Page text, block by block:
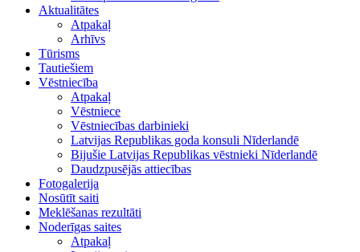
Aktualitātes
Atpakaļ
Arhīvs
Tūrisms
Tautiešiem
Vēstniecība
Atpakaļ
Vēstniece
Vēstniecības darbinieki
Latvijas Republikas goda konsuli Nīderlandē
Bijušie Latvijas Republikas vēstnieki Nīderlandē
Daudzpusējās attiecības
Fotogalerija
Nosūtīt saiti
Meklēšanas rezultāti
Noderīgas saites
Atpakaļ